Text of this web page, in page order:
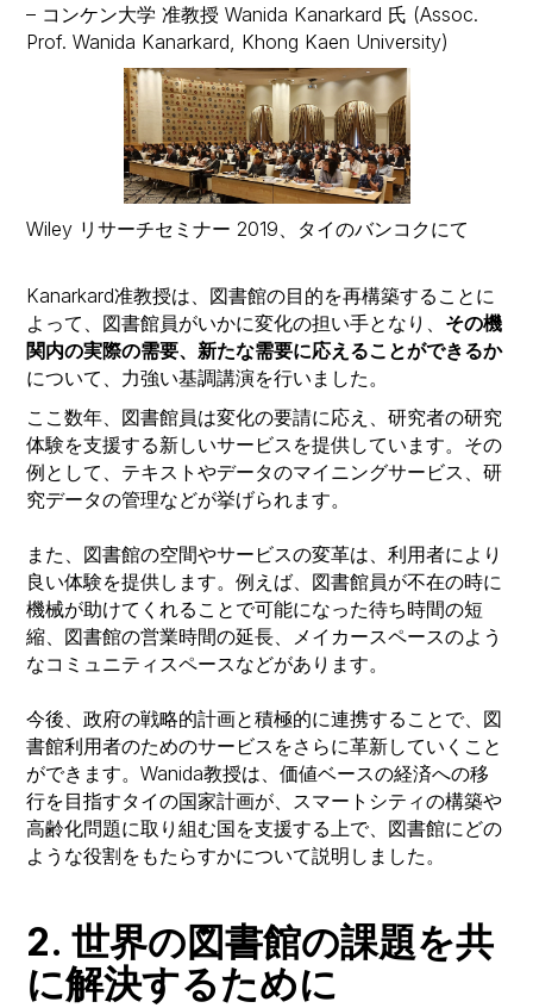
– コンケン大学 准教授 Wanida Kanarkard 氏 (Assoc.
Prof. Wanida Kanarkard, Khong Kaen University)
Wiley リサーチセミナー 2019、タイのバンコクにて
Kanarkard准教授は、図書館の目的を再構築することに
よって、図書館員がいかに変化の担い手となり、 その機
関内の実際の需要、新たな需要に応えることができるか
について、力強い基調講演を行いました。
ここ数年、図書館員は変化の要請に応え、研究者の研究
体験を支援する新しいサービスを提供しています。その
例として、テキストやデータのマイニングサービス、研
究データの管理などが挙げられます。
また、図書館の空間やサービスの変革は、利用者により
良い体験を提供します。例えば、図書館員が不在の時に
機械が助けてくれることで可能になった待ち時間の短
縮、図書館の営業時間の延長、メイカースペースのよう
なコミュニティスペースなどがあります。
今後、政府の戦略的計画と積極的に連携することで、図
書館利用者のためのサービスをさらに革新していくこと
ができます。Wanida教授は、価値ベースの経済への移
行を目指すタイの国家計画が、スマートシティの構築や
高齢化問題に取り組む国を支援する上で、図書館にどの
ような役割をもたらすかについて説明しました。
2. 世界の図書館の課題を共
に解決するために